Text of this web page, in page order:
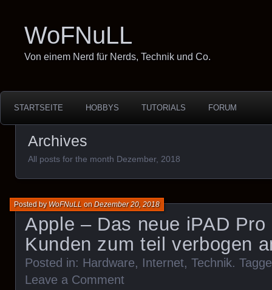
WoFNuLL
Von einem Nerd für Nerds, Technik und Co.
STARTSEITE HOBBYS TUTORIALS FORUM
Archives
All posts for the month Dezember, 2018
Apple – Das neue iPAD
Kunden zum teil verbogen
Posted byWoFNuLL onDezember 20, 2018
Posted in: Hardware, Internet, Technik.
Leave a Comment